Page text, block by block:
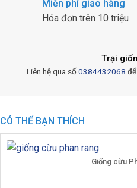
Miễn phí giao hàng
Hóa đơn trên 10 triệu
Trại
Liên hệ qua số0384432068
CÓ THỂ BẠN THÍCH
Giống cừu